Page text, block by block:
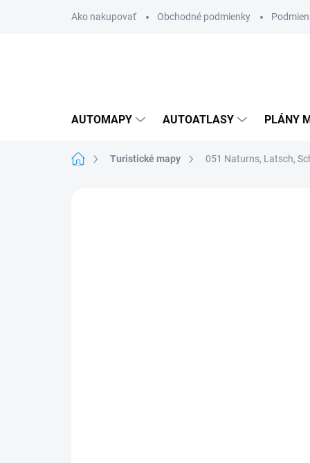
Ako nakupovať Obchodné podmienky
AUTOMAPY AUTOATLASY PLÁNY
DomovTuristické mapy 051 Naturns, Latsch,